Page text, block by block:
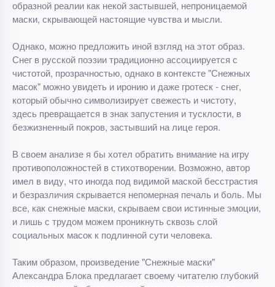
образной реалии как некой застывшей, непроницаемой
маски, скрывающей настоящие чувства и мысли.
Однако, можно предложить иной взгляд на этот образ.
Снег в русской поэзии традиционно ассоциируется с
чистотой, прозрачностью, однако в контексте "Снежных
масок" можно увидеть и иронию и даже гротеск - снег,
который обычно символизирует свежесть и чистоту,
здесь превращается в знак запустения и тусклости, в
безжизненный покров, застывший на лице героя.
В своем анализе я бы хотел обратить внимание на игру
противоположностей в стихотворении. Возможно, автор
имел в виду, что иногда под видимой маской бесстрастия
и безразличия скрывается непомерная печаль и боль. Мы
все, как снежные маски, скрываем свои истинные эмоции,
и лишь с трудом можем проникнуть сквозь слой
социальных масок к подлинной сути человека.
Таким образом, произведение "Снежные маски"
Александра Блока предлагает своему читателю глубокий